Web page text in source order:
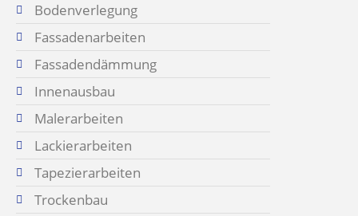
Bodenverlegung
Fassadenarbeiten
Fassadendämmung
Innenausbau
Malerarbeiten
Lackierarbeiten
Tapezierarbeiten
Trockenbau